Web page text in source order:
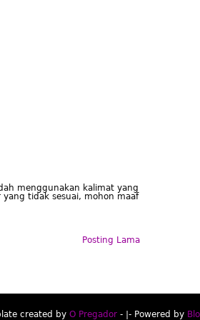
menggunakan kalimat yang
tidak sesuai, mohon maaf
Posting Lama
created by O Pregador - |- Powered by